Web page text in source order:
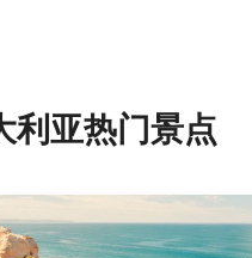
利亚热门景点